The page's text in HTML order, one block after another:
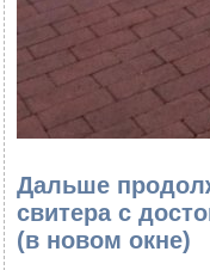
Дальше
свитера с
(в новом окне)